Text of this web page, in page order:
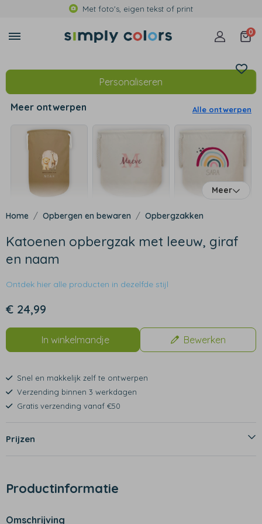
Met foto's, eigen tekst of print
0
Personaliseren
Meer ontwerpen Alle ontwerpen
Meer
Opbergen en bewaren Opbergzakken
Katoenen opbergzak met leeuw, giraf
en naam
Ontdek hier alle producten in dezelfde stijl
€ 24,99
In winkelmandje Bewerken
Snel en makkelijk zelf te ontwerpen
Verzending binnen 3 werkdagen
Gratis verzending vanaf €50
Prijzen
Productinformatie
Omschrijving